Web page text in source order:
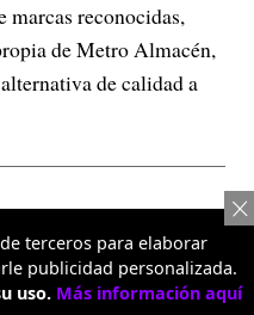
marcas reconocidas,
de Metro Almacén,
de calidad a
terceros para elaborar
publicidad personalizada.
uso. Más información aquí